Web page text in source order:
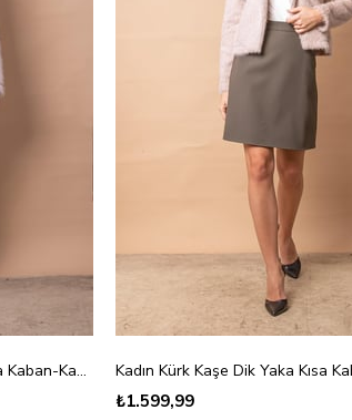
Kadın Yakalı Uzun Kol Astarlı Kısa Kaban-Kahve Dalmaçyalı Kadın Kürk Kaşe Dik Yaka Kısa
₺1.599,99